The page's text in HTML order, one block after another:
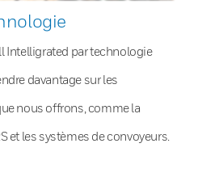
Intelligrated par technologie
davantage sur les
nous offrons, comme la
et les systèmes de convoyeurs.